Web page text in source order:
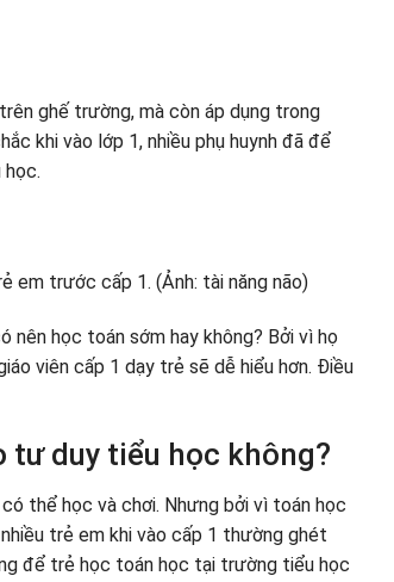
tại nhà cho em bé hiệu quả
trẻ em
ghế trường, mà còn áp dụng trong
khi vào lớp 1, nhiều phụ huynh đã để
nên học toán sớm hay không? Bởi vì họ
viên cấp 1 dạy trẻ sẽ dễ hiểu hơn. Điều
tư duy tiểu học không?
thể học và chơi. Nhưng bởi vì toán học
trẻ em khi vào cấp 1 thường ghét
để trẻ học toán học tại trường tiểu học